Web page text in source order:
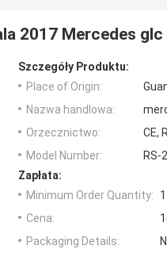
2017 Mercedes
Szczegóły Produktu:
Place of Origin:
Nazwa handlowa:
Orzecznictwo:
CE,
Model Number:
RS-
Zapłata:
Minimum Order Quantity:
1
Cena:
Packaging Details: